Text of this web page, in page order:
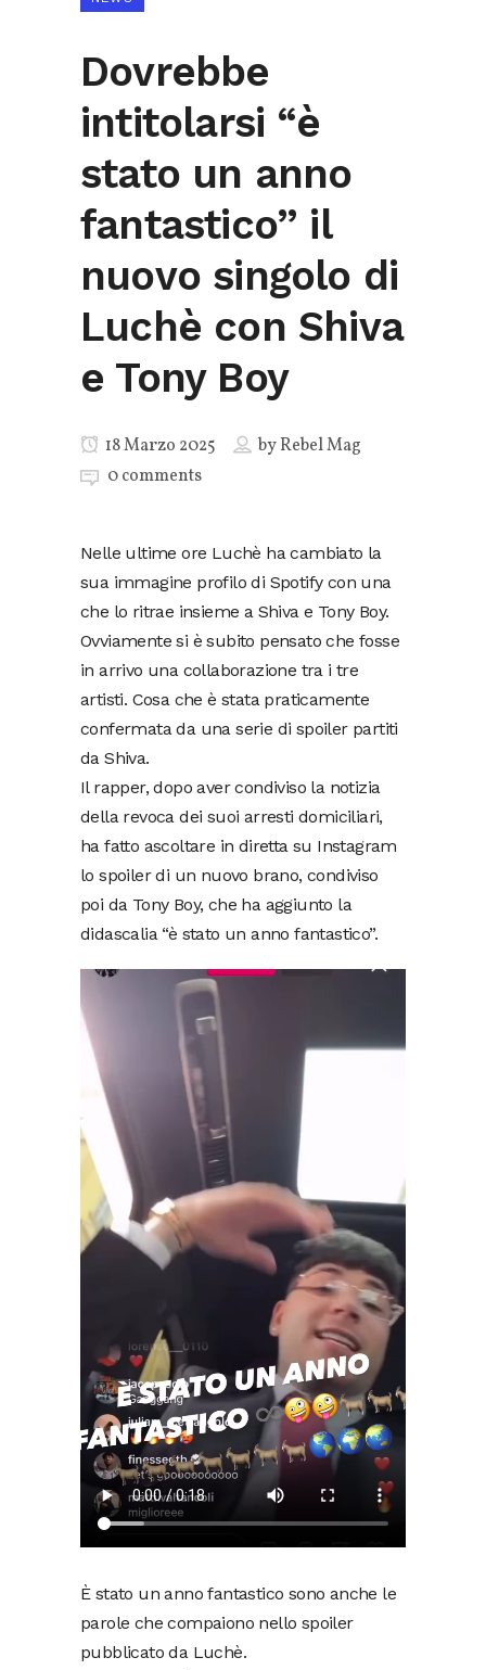
Dovrebbe
intitolarsi “è
stato un anno
fantastico” il
nuovo singolo di
Luchè con Shiva
e Tony Boy
18 Marzo 2025 byRebel Mag
0 comments
Nelle ultime ore Luchè ha cambiato la
sua immagine profilo di Spotify con una
che lo ritrae insieme a Shiva e Tony Boy.
Ovviamente si è subito pensato che fosse
in arrivo una collaborazione tra i tre
artisti. Cosa che è stata praticamente
confermata da una serie di spoiler partiti
da Shiva.
Il rapper, dopo aver condiviso la notizia
della revoca dei suoi arresti domiciliari,
ha fatto ascoltare in diretta su Instagram
lo spoiler di un nuovo brano, condiviso
poi da Tony Boy, che ha aggiunto la
didascalia “è stato un anno fantastico”.
È stato un anno fantastico sono anche le
parole che compaiono nello spoiler
pubblicato da Luchè.